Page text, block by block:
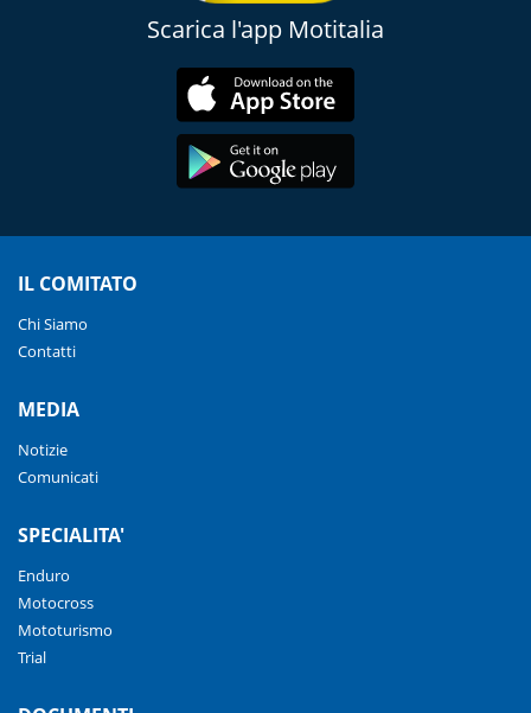
Scarica l'app Motitalia
IL COMITATO
Chi Siamo
Contatti
MEDIA
Notizie
Comunicati
SPECIALITA'
Enduro
Motocross
Mototurismo
Trial